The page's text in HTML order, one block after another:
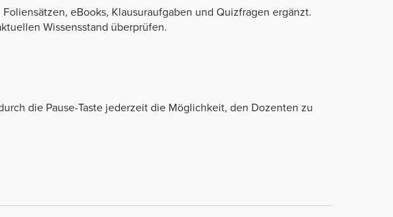
eBooks, Klausuraufgaben und Quizfragen ergänzt.
Wissensstand überprüfen.
die Pause-Taste jederzeit die Möglichkeit, den Dozenten zu